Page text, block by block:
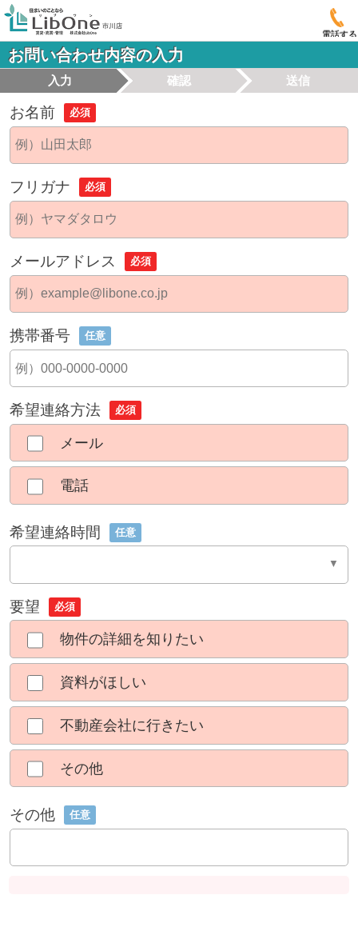
電話する
お問い合わせ内容の入力
入力 確認 送信
お名前 必須
フリガナ 必須
メールアドレス 必須
携帯番号 任意
希望連絡方法 必須
メール
電話
希望連絡時間 任意
要望 必須
物件の詳細を知りたい
資料がほしい
不動産会社に行きたい
その他
その他 任意